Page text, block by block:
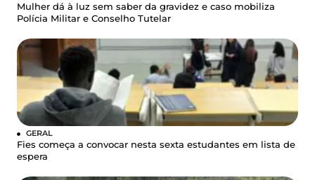
Mulher dá à luz sem saber da gravidez e caso mobiliza
Polícia Militar e Conselho Tutelar
GERAL
Fies começa a convocar nesta sexta estudantes em lista de
espera